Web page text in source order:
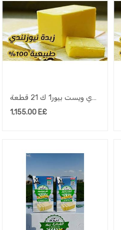
زبدة نيوزلاندي ويست بيور1 ك 21 قطعة
1,155.00E£